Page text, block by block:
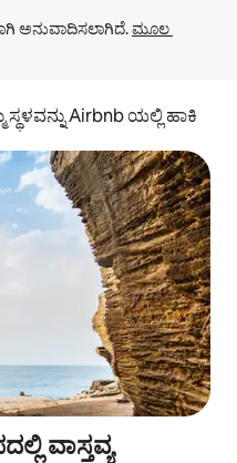
ಅನುವಾದಿಸಲಾಗಿದೆ. ಮೂಲ
ಸ್ಥಳವನ್ನು Airbnb ಯಲ್ಲಿ ಹಾಕಿ
ವಾಸ್ತವ್ಯ